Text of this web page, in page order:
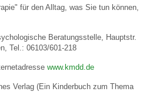
für den Alltag, was Sie tun können,
Beratungsstelle, Hauptstr.
Tel.: 06103/601-218
www.kmdd.de
Verlag (Ein Kinderbuch zum Thema